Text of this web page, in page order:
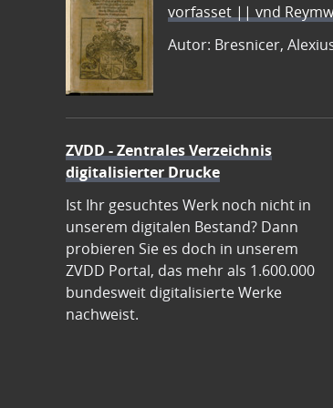
vorfasset || vnd
Autor: Bresnicer,
ZVDD - Zentrales Verzeichnis
digitalisierter Drucke
Ist Ihr gesuchtes Werk noch nicht in
unserem digitalen Bestand? Dann
probieren Sie es doch in unserem
ZVDD Portal, das mehr als 1.600.000
bundesweit digitalisierte Werke
nachweist.